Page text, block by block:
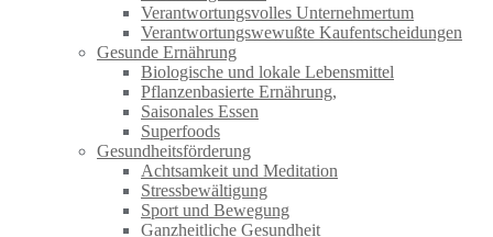
Verantwortungsvolles Unternehmertum
Verantwortungswewußte Kaufentscheidungen
Gesunde Ernährung
Biologische und lokale Lebensmittel
Pflanzenbasierte Ernährung,
Saisonales Essen
Superfoods
Gesundheitsförderung
Achtsamkeit und Meditation
Stressbewältigung
Sport und Bewegung
Ganzheitliche Gesundheit